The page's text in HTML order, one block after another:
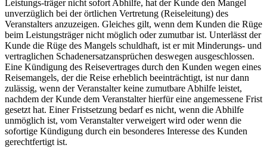
Leistungs-träger nicht sofort Abhilfe, hat der Kunde den Mangel
unverzüglich bei der örtlichen Vertretung (Reiseleitung) des
Veranstalters anzuzeigen. Gleiches gilt, wenn dem Kunden die Rüge
beim Leistungsträger nicht möglich oder zumutbar ist. Unterlässt der
Kunde die Rüge des Mangels schuldhaft, ist er mit Minderungs- und
vertraglichen Schadenersatzansprüchen deswegen ausgeschlossen.
Eine Kündigung des Reisevertrages durch den Kunden wegen eines
Reisemangels, der die Reise erheblich beeinträchtigt, ist nur dann
zulässig, wenn der Veranstalter keine zumutbare Abhilfe leistet,
nachdem der Kunde dem Veranstalter hierfür eine angemessene Frist
gesetzt hat. Einer Fristsetzung bedarf es nicht, wenn die Abhilfe
unmöglich ist, vom Veranstalter verweigert wird oder wenn die
sofortige Kündigung durch ein besonderes Interesse des Kunden
gerechtfertigt ist.